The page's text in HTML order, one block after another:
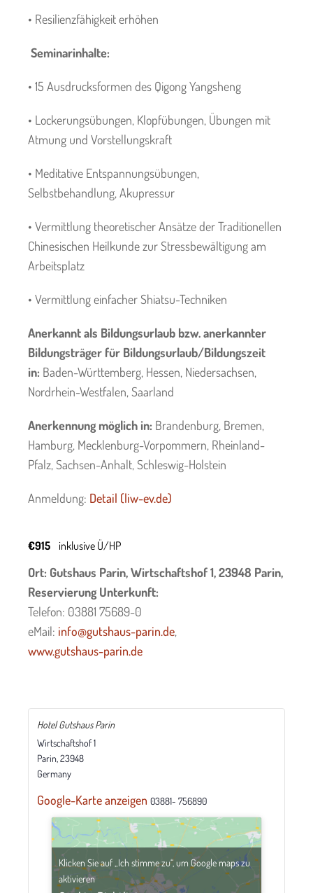
• Resilienzfähigkeit erhöhen
Seminarinhalte:
• 15 Ausdrucksformen des Qigong Yangsheng
• Lockerungsübungen, Klopfübungen, Übungen mit
Atmung und Vorstellungskraft
• Meditative Entspannungsübungen,
Selbstbehandlung, Akupressur
• Vermittlung theoretischer Ansätze der Traditionellen
Chinesischen Heilkunde zur Stressbewältigung am
Arbeitsplatz
• Vermittlung einfacher Shiatsu-Techniken
Anerkannt als Bildungsurlaub bzw. anerkannter
Bildungsträger für Bildungsurlaub/Bildungszeit
in: Baden-Württemberg, Hessen, Niedersachsen,
Nordrhein-Westfalen, Saarland
Anerkennung möglich in: Brandenburg, Bremen,
Hamburg, Mecklenburg-Vorpommern, Rheinland-
Pfalz, Sachsen-Anhalt, Schleswig-Holstein
Anmeldung: Detail (liw-ev.de)
€915 inklusive Ü/HP
Ort: Gutshaus Parin, Wirtschaftshof 1, 23948 Parin,
Reservierung Unterkunft:
Telefon: 03881 75689-0
eMail: info@gutshaus-parin.de,
www.gutshaus-parin.de
Hotel Gutshaus Parin
Wirtschaftshof 1
Parin,23948
Germany
Google-Karte anzeigen 03881- 756890
Klicken Sie auf „Ich stimme zu“, um Google maps zu
aktivieren